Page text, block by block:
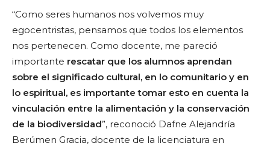
“Como seres humanos nos volvemos muy
egocentristas, pensamos que todos los elementos
nos pertenecen. Como docente, me pareció
importante rescatar que los alumnos aprendan
sobre el significado cultural, en lo comunitario y en
lo espiritual, es importante tomar esto en cuenta la
vinculación entre la alimentación y la conservación
de la biodiversidad”, reconoció Dafne Alejandría
Berúmen Gracia, docente de la licenciatura en